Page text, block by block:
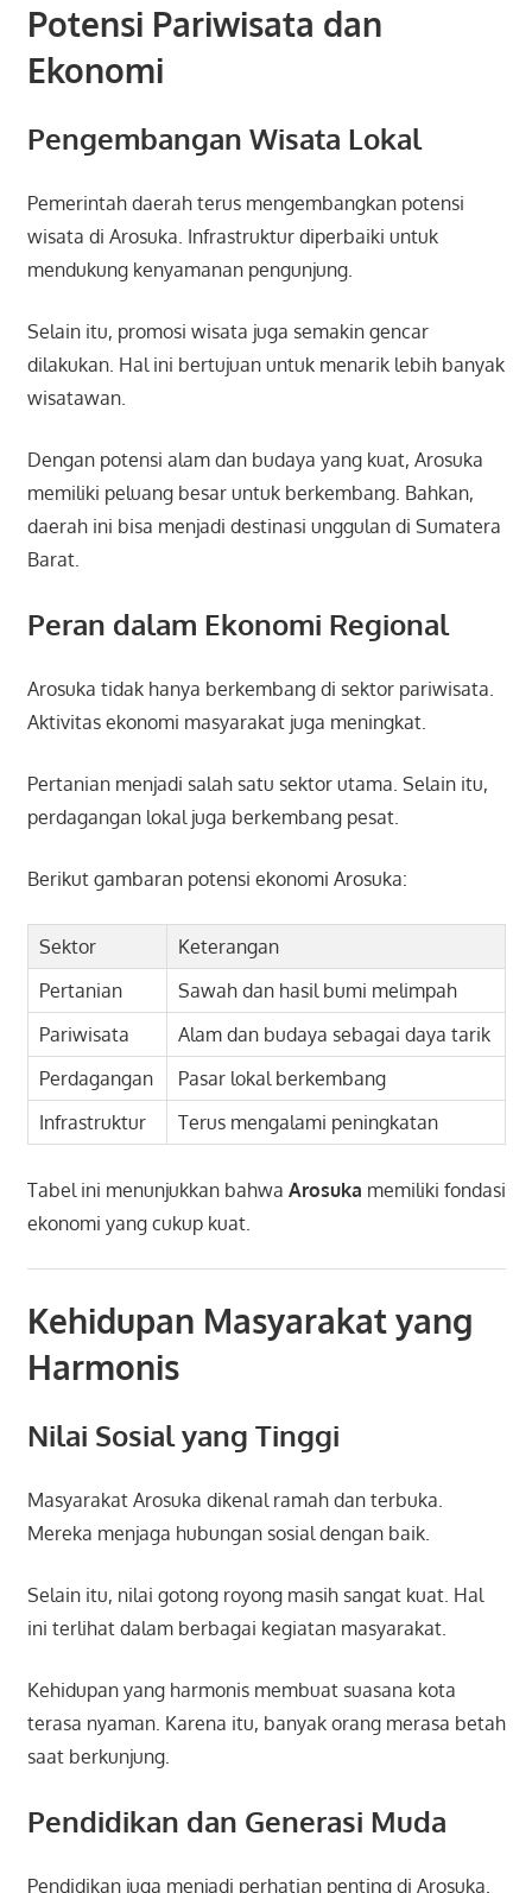
Potensi Pariwisata dan
Ekonomi
Pengembangan Wisata Lokal
Pemerintah daerah terus mengembangkan potensi
wisata di Arosuka. Infrastruktur diperbaiki untuk
mendukung kenyamanan pengunjung.
Selain itu, promosi wisata juga semakin gencar
dilakukan. Hal ini bertujuan untuk menarik lebih banyak
wisatawan.
Dengan potensi alam dan budaya yang kuat, Arosuka
memiliki peluang besar untuk berkembang. Bahkan,
daerah ini bisa menjadi destinasi unggulan di Sumatera
Barat.
Peran dalam Ekonomi Regional
Arosuka tidak hanya berkembang di sektor pariwisata.
Aktivitas ekonomi masyarakat juga meningkat.
Pertanian menjadi salah satu sektor utama. Selain itu,
perdagangan lokal juga berkembang pesat.
Berikut gambaran potensi ekonomi Arosuka:
Sektor
Keterangan
Pertanian
Sawah dan hasil bumi melimpah
Pariwisata
Alam dan budaya sebagai daya tarik
Perdagangan
Pasar lokal berkembang
Infrastruktur
Terus mengalami peningkatan
Tabel ini menunjukkan bahwa Arosuka memiliki fondasi
ekonomi yang cukup kuat.
Kehidupan Masyarakat yang
Harmonis
Nilai Sosial yang Tinggi
Masyarakat Arosuka dikenal ramah dan terbuka.
Mereka menjaga hubungan sosial dengan baik.
Selain itu, nilai gotong royong masih sangat kuat. Hal
ini terlihat dalam berbagai kegiatan masyarakat.
Kehidupan yang harmonis membuat suasana kota
terasa nyaman. Karena itu, banyak orang merasa betah
saat berkunjung.
Pendidikan dan Generasi Muda
Pendidikan juga menjadi perhatian penting di Arosuka.